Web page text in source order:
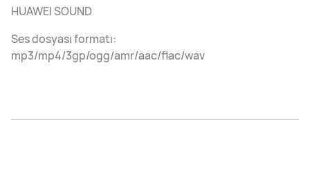
HUAWEI SOUND
Ses dosyası formatı:
mp3/mp4/3gp/ogg/amr/aac/flac/wav